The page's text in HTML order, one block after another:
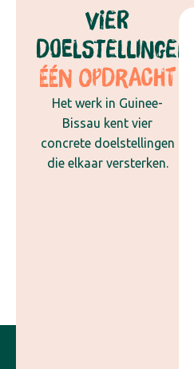
VIER
DOELSTELLINGEN,
ÉÉN OPDRACHT
Het werk in Guinee-
Bissau kent vier
concrete doelstellingen
die elkaar versterken.